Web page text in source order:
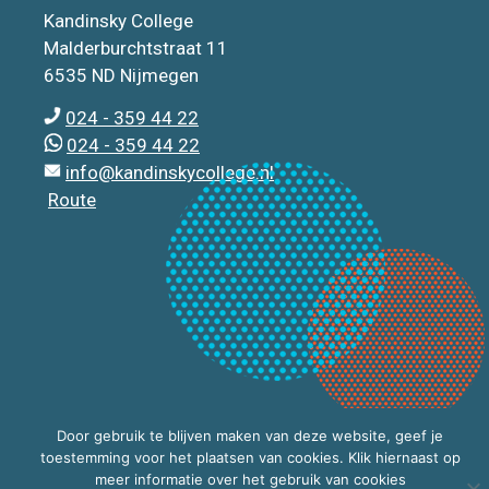
Kandinsky College
Malderburchtstraat 11
6535 ND Nijmegen
024 - 359 44 22
024 - 359 44 22
info@kandinskycollege.nl
Route
Door gebruik te blijven maken van deze website, geef je
toestemming voor het plaatsen van cookies. Klik hiernaast op
meer informatie over het gebruik van cookies